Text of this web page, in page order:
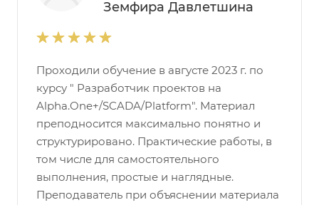
Земфира Давлетшина
Проходили обучение в августе 2023 г. по
курсу " Разработчик проектов на
Alpha.One+/SCADA/Platform". Материал
преподносится максимально понятно и
структурировано. Практические работы, в
том числе для самостоятельного
выполнения, простые и наглядные.
Преподаватель при объяснении материала